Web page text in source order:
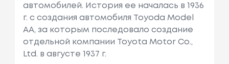
автомобилей. История ее началась в 1936
г. с создания автомобиля Toyoda Model
AA, за которым последовало создание
отдельной компании Toyota Motor Co.,
Ltd. в августе 1937 г.